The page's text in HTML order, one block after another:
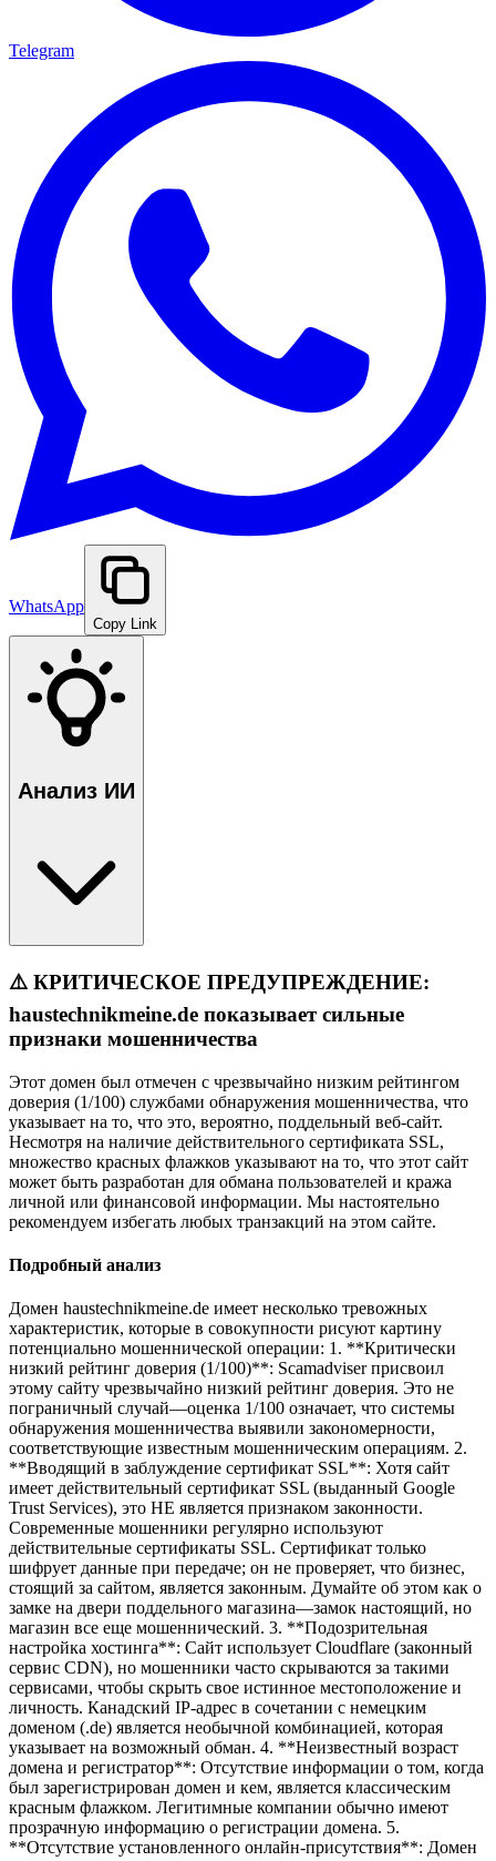
Telegram
WhatsApp
Copy Link
Анализ ИИ
⚠️ КРИТИЧЕСКОЕ ПРЕДУПРЕЖДЕНИЕ:
haustechnikmeine.de показывает сильные
признаки мошенничества
Этот домен был отмечен с чрезвычайно низким рейтингом
доверия (1/100) службами обнаружения мошенничества, что
указывает на то, что это, вероятно, поддельный веб-сайт.
Несмотря на наличие действительного сертификата SSL,
множество красных флажков указывают на то, что этот сайт
может быть разработан для обмана пользователей и кража
личной или финансовой информации. Мы настоятельно
рекомендуем избегать любых транзакций на этом сайте.
Подробный анализ
Домен haustechnikmeine.de имеет несколько тревожных
характеристик, которые в совокупности рисуют картину
потенциально мошеннической операции: 1. **Критически
низкий рейтинг доверия (1/100)**: Scamadviser присвоил
этому сайту чрезвычайно низкий рейтинг доверия. Это не
пограничный случай—оценка 1/100 означает, что системы
обнаружения мошенничества выявили закономерности,
соответствующие известным мошенническим операциям. 2.
**Вводящий в заблуждение сертификат SSL**: Хотя сайт
имеет действительный сертификат SSL (выданный Google
Trust Services), это НЕ является признаком законности.
Современные мошенники регулярно используют
действительные сертификаты SSL. Сертификат только
шифрует данные при передаче; он не проверяет, что бизнес,
стоящий за сайтом, является законным. Думайте об этом как о
замке на двери поддельного магазина—замок настоящий, но
магазин все еще мошеннический. 3. **Подозрительная
настройка хостинга**: Сайт использует Cloudflare (законный
сервис CDN), но мошенники часто скрываются за такими
сервисами, чтобы скрыть свое истинное местоположение и
личность. Канадский IP-адрес в сочетании с немецким
доменом (.de) является необычной комбинацией, которая
указывает на возможный обман. 4. **Неизвестный возраст
домена и регистратор**: Отсутствие информации о том, когда
был зарегистрирован домен и кем, является классическим
красным флажком. Легитимные компании обычно имеют
прозрачную информацию о регистрации домена. 5.
**Отсутствие установленного онлайн-присутствия**: Домен